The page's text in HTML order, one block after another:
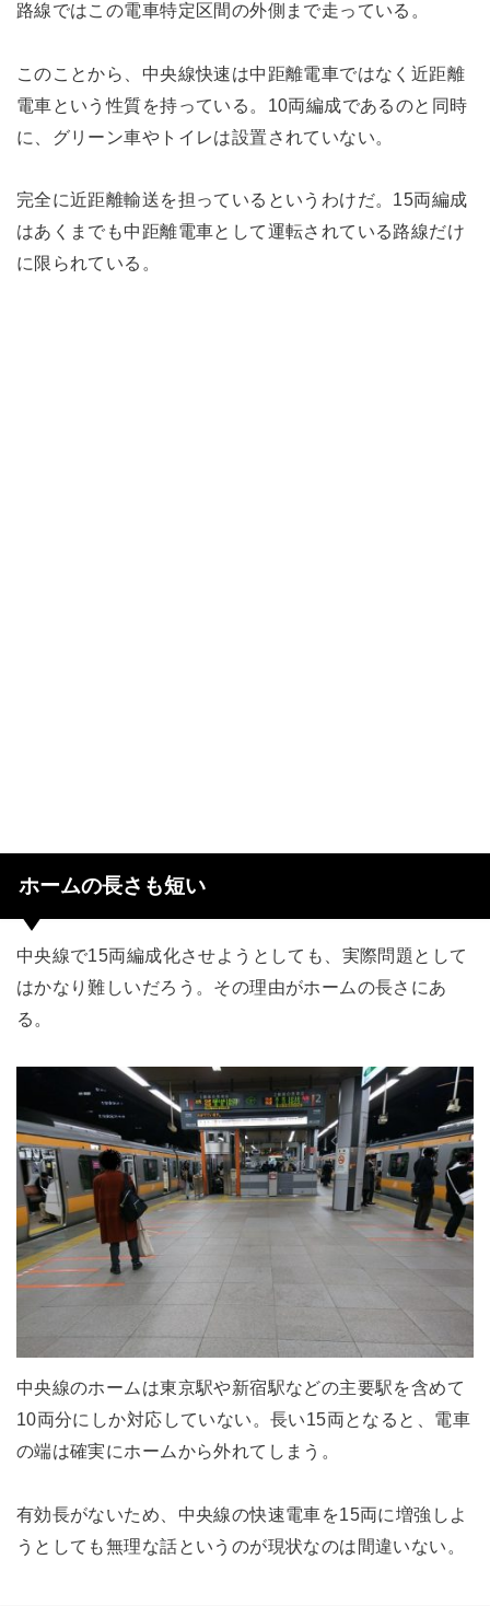
路線ではこの電車特定区間の外側まで走っている。
このことから、中央線快速は中距離電車ではなく近距離
電車という性質を持っている。10両編成であるのと同時
に、グリーン車やトイレは設置されていない。
完全に近距離輸送を担っているというわけだ。15両編成
はあくまでも中距離電車として運転されている路線だけ
に限られている。
ホームの長さも短い
中央線で15両編成化させようとしても、実際問題として
はかなり難しいだろう。その理由がホームの長さにあ
る。
中央線のホームは東京駅や新宿駅などの主要駅を含めて
10両分にしか対応していない。長い15両となると、電車
の端は確実にホームから外れてしまう。
有効長がないため、中央線の快速電車を15両に増強しよ
うとしても無理な話というのが現状なのは間違いない。